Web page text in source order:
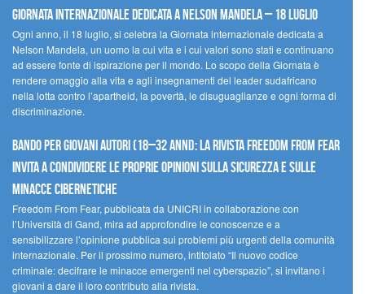
Giornata internazionale dedicata a Nelson Mandela – 18 luglio
Ogni anno, il 18 luglio, si celebra la Giornata internazionale dedicata a
Nelson Mandela, un uomo la cui vita e i cui valori sono stati e continuano
ad essere fonte di ispirazione per il mondo. Lo scopo della Giornata è
rendere omaggio alla vita e agli insegnamenti del leader sudafricano
nella lotta contro l’apartheid, la povertà, le disuguaglianze e ogni forma di
discriminazione.
Bando per giovani autori (18–32 anni): la Rivista Freedom From Fear
invita a condividere le proprie opinioni sulla sicurezza e sulle
minacce cibernetiche
Freedom From Fear, pubblicata da UNICRI in collaborazione con
l’Università di Gand, mira ad approfondire le conoscenze e a
sensibilizzare l’opinione pubblica sui problemi più urgenti della comunità
internazionale. Per il prossimo numero, intitolato “Il nuovo codice
criminale: decifrare le minacce emergenti nel cyberspazio”, si invitano i
giovani a dare il loro contributo alla rivista.